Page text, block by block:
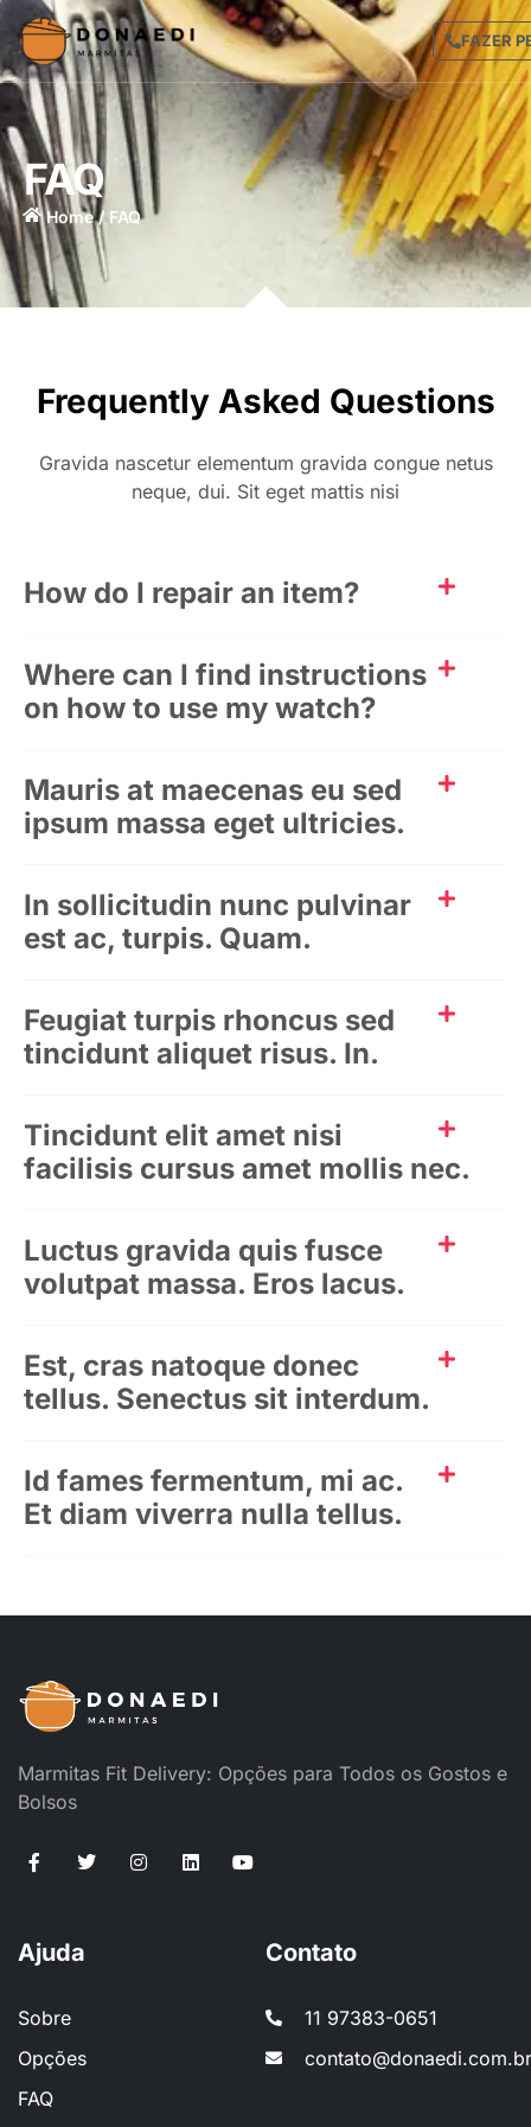
FAZER
FAQ​
Home / FAQ​
Frequently Asked Questions
Gravida nascetur elementum gravida congue netus
neque, dui. Sit eget mattis nisi
How do I repair an item?
Where can I find instructions
on how to use my watch?
Mauris at maecenas eu sed
ipsum massa eget ultricies.
In sollicitudin nunc pulvinar
est ac, turpis. Quam.
Feugiat turpis rhoncus sed
tincidunt aliquet risus. In.
Tincidunt elit amet nisi
facilisis cursus amet mollis nec.
Luctus gravida quis fusce
volutpat massa. Eros lacus.
Est, cras natoque donec
tellus. Senectus sit interdum.
Id fames fermentum, mi ac.
Et diam viverra nulla tellus.
Marmitas Fit Delivery: Opções para Todos os Gostos e
Bolsos
Ajuda
Sobre
Opções
FAQ
Contato
11 97383-0651
contato@donaedi.com.br